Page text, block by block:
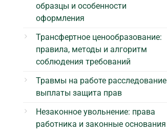
образцы и особенности
оформления
Трансфертное ценообразование:
правила, методы и алгоритм
соблюдения требований
Травмы на работе расследование
выплаты защита прав
Незаконное увольнение: права
работника и законные основания